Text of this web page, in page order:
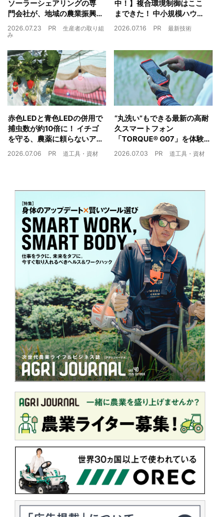
ソーラーシェアリングの専
門会社が、地域の農業振興
や経済循環をワンストップ
でサポート
2026.07.23 PR
生産者の取り組
み
中！】複合環境制御はここ
まできた！ 中小規模ハウス
でも検討しやすい高コスパ
複合環境制御装置が誕生
2026.07.16 PR 最新技術
赤色LEDと青色LEDの併用で
捕虫数が約10倍に！ イチゴ
を守る、農薬に頼らないア
ザミウマ対策
2026.07.06 PR 道工具・資材
“丸洗い”もできる最新の高耐
久スマートフォン
「TORQUE® G07」を体験
農業現場の“スマホの弱点”を
2026.07.03 PR 道工具・資材